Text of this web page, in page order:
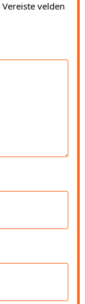
Vereiste velden